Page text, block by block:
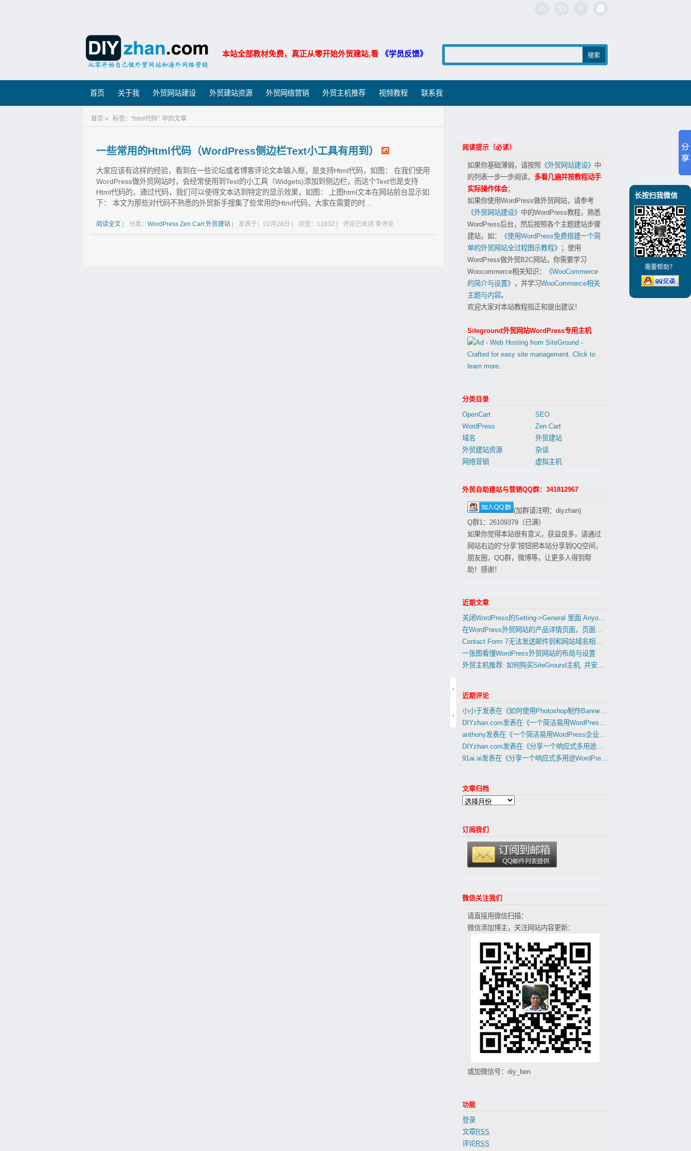
本站全部教材免费，真正从零开始外贸建站,看 《学员反馈》
首页 关于我 外贸网站建设 外贸建站资源 外贸网络营销 外贸主机推荐 视频教程 联系我
首页 » 标签：“html代码” 中的文章
一些常用的Html代码（WordPress侧边栏Text小工具有用到）
大家应该有这样的经验，看到在一些论坛或者博客评论文本输入框，是支持Html代码，如图： 在我们使用
WordPress做外贸网站时，会经常使用到Text的小工具（Widgets)添加到侧边栏，而这个Text也是支持
Html代码的，通过代码，我们可以使得文本达到特定的显示效果，如图： 上图html文本在网站前台显示如
下： 本文为那些对代码不熟悉的外贸新手搜集了些常用的Html代码，大家在需要的时...
阅读全文 分类： WordPress Zen Cart 外贸建站 发表于：02月28日 | 浏览：11832 | 评论已关闭 条评论
阅读提示（必读）
如果你基础薄弱，请按照 《外贸网站建设》 中
的列表一步一步阅读， 多看几遍并按教程动手
实际操作体会；
如果你使用WordPress做外贸网站，请参考
《外贸网站建设》 中的WordPress教程，熟悉
WordPress后台，然后按照各个主题建站步骤
建站，如：
《使用WordPress免费搭建一个简
单的外贸网站全过程图示教程》 ；使用
WordPress做外贸B2C网站，你需要学习
Woocommerce相关知识：
《WooCommerce
的简介与设置》 ，并学习WooCommerce相关
主题与内容。
欢迎大家对本站教程指正和提出建议！
Siteground外贸网站WordPress专用主机
分类目录
OpenCart
SEO
WordPress
Zen Cart
域名
外贸建站
外贸建站资源
杂谈
网络营销
虚拟主机
外贸自助建站与营销QQ群：341812967
(加群请注明：diyzhan)
Q群1：26109379（已满）
如果你觉得本站很有意义，获益良多，请通过
网站右边的“分享”按钮把本站分享到QQ空间，
朋友圈，QQ群，微博等，让更多人得到帮
助！感谢！
近期文章
关闭WordPress的Setting->General 里面 Anyone can register 会影响到woocommerce的用户注册功能吗？
在WordPress外贸网站的产品详情页面，页面，文章中插入表格
Contact Form 7无法发送邮件到和网站域名相同的邮箱的解决办法
一张图看懂WordPress外贸网站的布局与设置
外贸主机推荐: 如何购买SiteGround主机, 并安装WordPress(置顶)
近期评论
小小于发表在《如何使用Photoshop制作Banner，Slider幻灯片图片
DIYzhan.com发表在《一个简洁易用WordPress企业网站主题1天建外贸B2B网站教程(置顶)
anthony发表在《一个简洁易用WordPress企业网站主题1天建外贸B2B网站教程(置顶)
DIYzhan.com发表在《分享一个响应式多用途WordPress外贸建站主題(适合外贸B2C网站,B2B网站)
91ai.ai发表在《分享一个响应式多用途WordPress外贸建站主題(适合外贸B2C网站,B2B网站)
文章归档
订阅我们
微信关注我们
请直接用微信扫描：
微信添加博主，关注网站内容更新：
或加微信号：diy_ben
功能
登录
文章RSS
评论RSS
长按扫我微信
需要帮助？